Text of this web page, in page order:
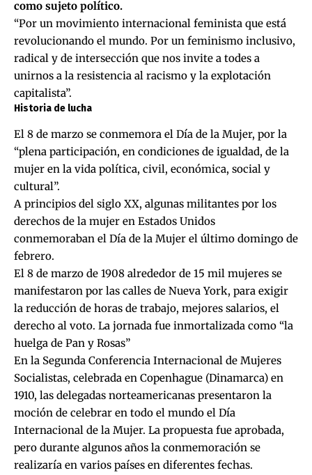
como sujeto político.
“Por un movimiento internacional feminista que está
revolucionando el mundo. Por un feminismo inclusivo,
radical y de intersección que nos invite a todes a
unirnos a la resistencia al racismo y la explotación
capitalista”.
Historia de lucha
El 8 de marzo se conmemora el Día de la Mujer, por la
“plena participación, en condiciones de igualdad, de la
mujer en la vida política, civil, económica, social y
cultural”.
A principios del siglo XX, algunas militantes por los
derechos de la mujer en Estados Unidos
conmemoraban el Día de la Mujer el último domingo de
febrero.
El 8 de marzo de 1908 alrededor de 15 mil mujeres se
manifestaron por las calles de Nueva York, para exigir
la reducción de horas de trabajo, mejores salarios, el
derecho al voto. La jornada fue inmortalizada como “la
huelga de Pan y Rosas”
En la Segunda Conferencia Internacional de Mujeres
Socialistas, celebrada en Copenhague (Dinamarca) en
1910, las delegadas norteamericanas presentaron la
moción de celebrar en todo el mundo el Día
Internacional de la Mujer. La propuesta fue aprobada,
pero durante algunos años la conmemoración se
realizaría en varios países en diferentes fechas.